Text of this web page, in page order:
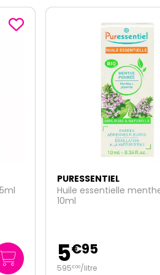
PURESSENTIEL
Huile de vanille bio 50ml
16€95
339€00/litre